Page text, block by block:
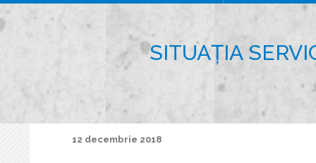
SITUAȚIA
12 decembrie 2018